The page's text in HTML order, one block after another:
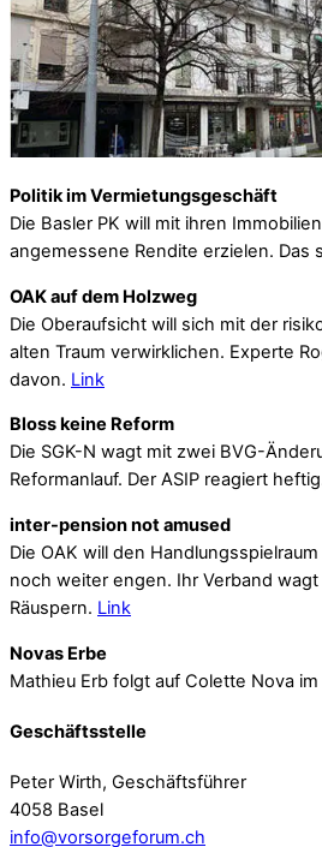
Politik im Vermietungsgeschäft
Die Basler PK will mit ihren
angemessene Rendite erzielen. Das
OAK auf dem Holzweg
Die Oberaufsicht will sich mit der
alten Traum verwirklichen. Experte
davon. Link
Bloss keine Reform
Die SGK-N wagt mit zwei BVG-
Reformanlauf. Der ASIP reagiert
inter-pension not amused
Die OAK will den
noch weiter engen. Ihr Verband
Räuspern. Link
Novas Erbe
Mathieu Erb folgt auf Colette Nova im
Geschäftsstelle
Peter Wirth, Geschäftsführer
4058 Basel
info@vorsorgeforum.ch